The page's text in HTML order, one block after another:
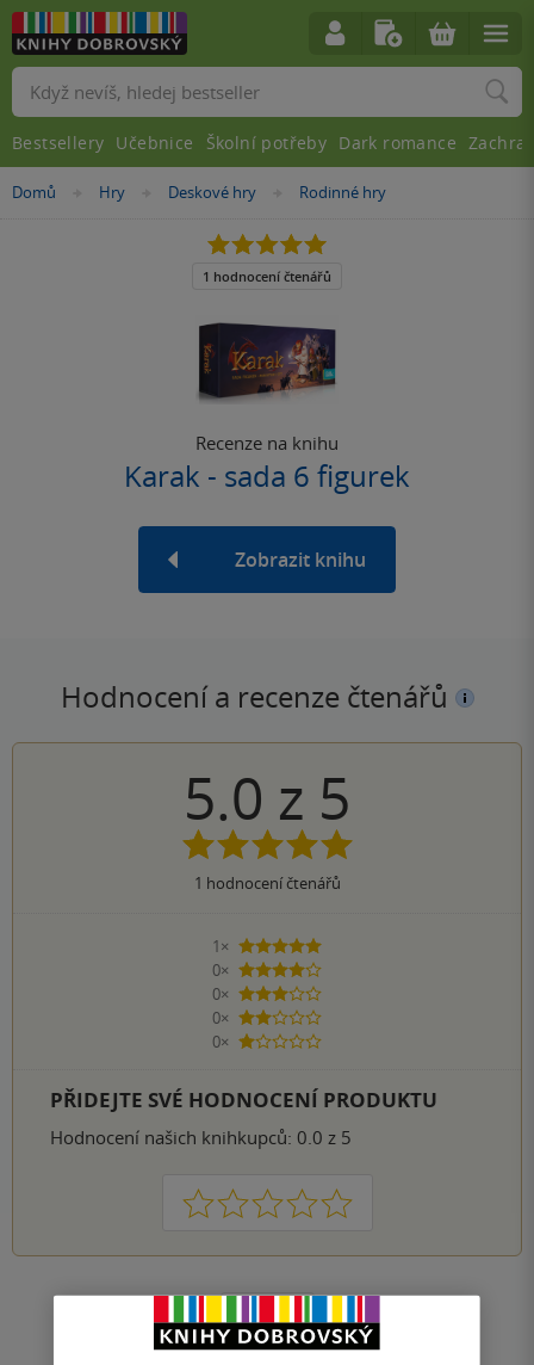
Nacházíte
Domů »Hry »
Deskové hry »
Rodinné hry
Recenze na knihu
Karak - sada 6 figurek
Zobrazit knihu
5.0
z
5
1 hodnocení čtenářů
Hodnocení a recenze čtenářů
5.0 z 5
1 hodnocení čtenářů
1×
5 hvězdiček
0×
4 hvězdičky
0×
3 hvězdičky
0×
2 hvězdičky
0×
1 hvezdička
PŘIDEJTE SVÉ HODNOCENÍ PRODUKTU
Hodnocení našich knihkupců: 0.0 z 5
1 2 3 4 5
Zobrazeno 20 z 20
Vyhledávání
Bestsellery Učebnice Školní potřeby Dark romance